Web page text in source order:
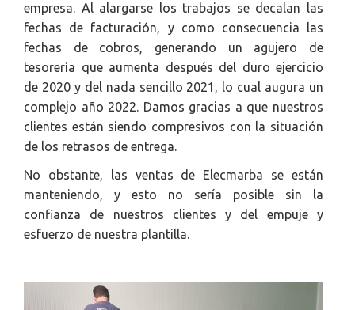
empresa. Al alargarse los trabajos se decalan las
fechas de facturación, y como consecuencia las
fechas de cobros, generando un agujero de
tesorería que aumenta después del duro ejercicio
de 2020 y del nada sencillo 2021, lo cual augura un
complejo año 2022. Damos gracias a que nuestros
clientes están siendo compresivos con la situación
de los retrasos de entrega.
No obstante, las ventas de Elecmarba se están
manteniendo, y esto no sería posible sin la
confianza de nuestros clientes y del empuje y
esfuerzo de nuestra plantilla.